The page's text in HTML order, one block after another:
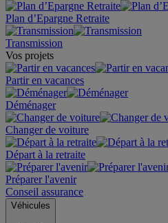
Plan d’Epargne Retraite
Transmission
Vos projets
Partir en vacances
Déménager
Changer de voiture
Départ à la retraite
Préparer l'avenir
Conseil assurance
Véhicules